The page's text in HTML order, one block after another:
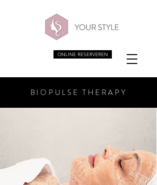
ONLINE RESERVEREN
BIOPULSE THERAPY